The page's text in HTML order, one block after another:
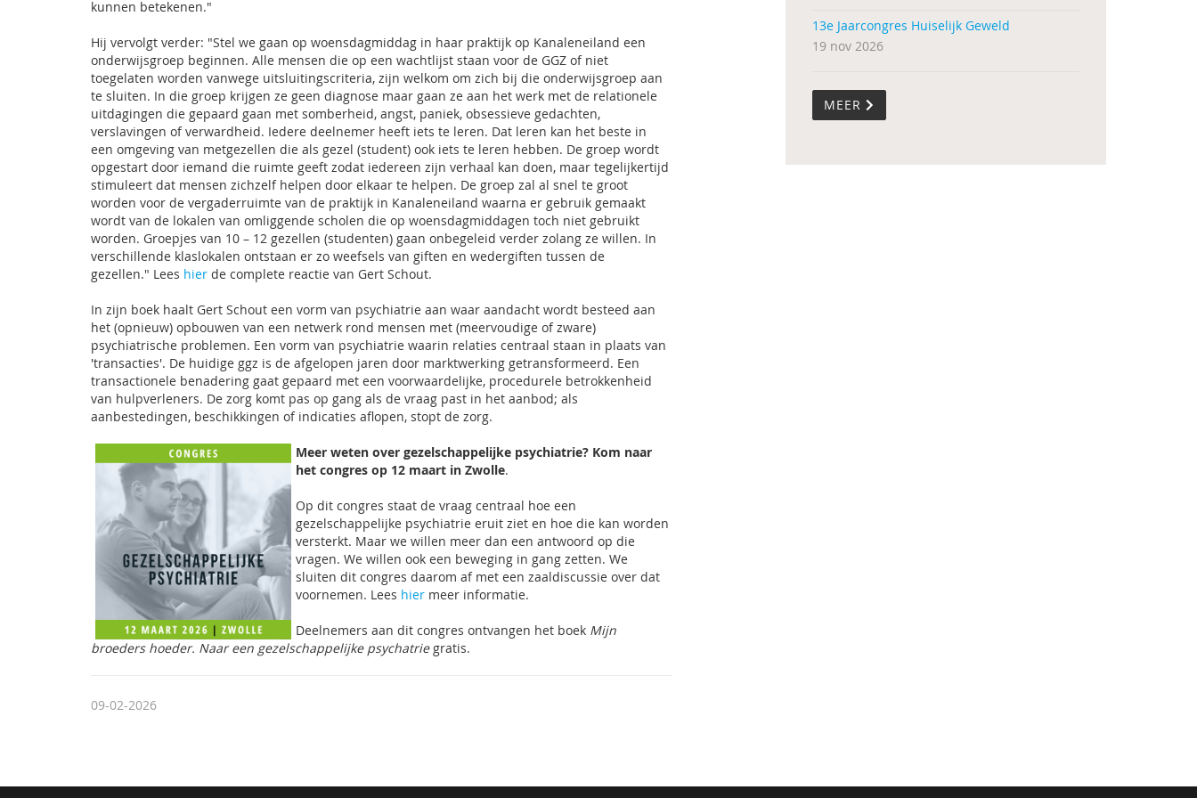
kunnen betekenen."
Hij vervolgt verder: "Stel we gaan op woensdagmiddag in haar praktijk op Kanaleneiland een
onderwijsgroep beginnen. Alle mensen die op een wachtlijst staan voor de GGZ of niet
toegelaten worden vanwege uitsluitingscriteria, zijn welkom om zich bij die onderwijsgroep aan
te sluiten. In die groep krijgen ze geen diagnose maar gaan ze aan het werk met de relationele
uitdagingen die gepaard gaan met somberheid, angst, paniek, obsessieve gedachten,
verslavingen of verwardheid. Iedere deelnemer heeft iets te leren. Dat leren kan het beste in
een omgeving van metgezellen die als gezel (student) ook iets te leren hebben. De groep wordt
opgestart door iemand die ruimte geeft zodat iedereen zijn verhaal kan doen, maar tegelijkertijd
stimuleert dat mensen zichzelf helpen door elkaar te helpen. De groep zal al snel te groot
worden voor de vergaderruimte van de praktijk in Kanaleneiland waarna er gebruik gemaakt
wordt van de lokalen van omliggende scholen die op woensdagmiddagen toch niet gebruikt
worden. Groepjes van 10 – 12 gezellen (studenten) gaan onbegeleid verder zolang ze willen. In
verschillende klaslokalen ontstaan er zo weefsels van giften en wedergiften tussen de
gezellen." Lees hier de complete reactie van Gert Schout.
In zijn boek haalt Gert Schout een vorm van psychiatrie aan waar aandacht wordt besteed aan
het (opnieuw) opbouwen van een netwerk rond mensen met (meervoudige of zware)
psychiatrische problemen. Een vorm van psychiatrie waarin relaties centraal staan in plaats van
'transacties'. De huidige ggz is de afgelopen jaren door marktwerking getransformeerd. Een
transactionele benadering gaat gepaard met een voorwaardelijke, procedurele betrokkenheid
van hulpverleners. De zorg komt pas op gang als de vraag past in het aanbod; als
aanbestedingen, beschikkingen of indicaties aflopen, stopt de zorg.
Meer weten over gezelschappelijke psychiatrie? Kom naar
het congres op 12 maart in Zwolle.
Op dit congres staat de vraag centraal hoe een
gezelschappelijke psychiatrie eruit ziet en hoe die kan worden
versterkt. Maar we willen meer dan een antwoord op die
vragen. We willen ook een beweging in gang zetten. We
sluiten dit congres daarom af met een zaaldiscussie over dat
voornemen. Lees hier meer informatie.
Deelnemers aan dit congres ontvangen het boek Mijn
broeders hoeder. Naar een gezelschappelijke psychatriegratis.
09-02-2026
13e Jaarcongres Huiselijk Geweld
19 nov 2026
MEER